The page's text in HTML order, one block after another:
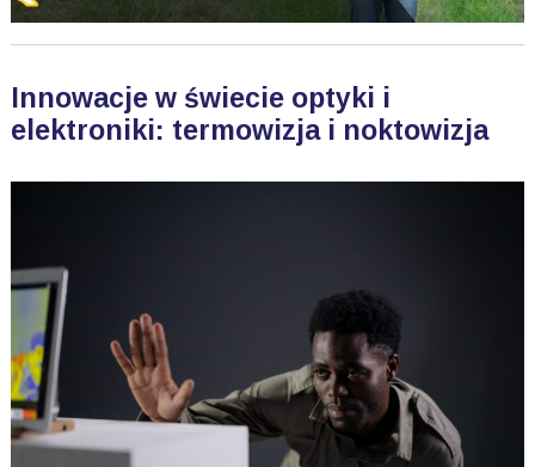
Innowacje w świecie optyki i
elektroniki: termowizja i noktowizja